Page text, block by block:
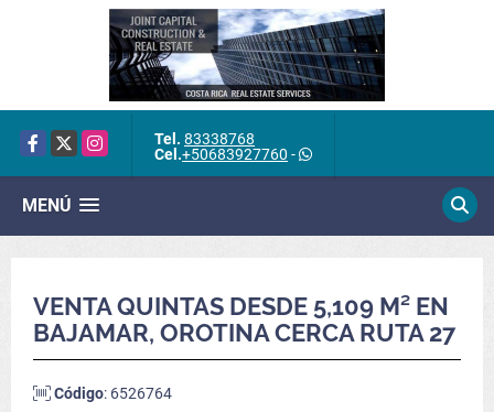
Facebook
X Instagram Tel. 83338768
Cel.+50683927760 -
MENÚ
VENTA QUINTAS DESDE 5,109 M² EN
BAJAMAR, OROTINA CERCA RUTA 27
Código: 6526764